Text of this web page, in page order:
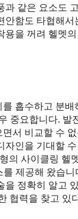
과 같은 요소도
안함도 타협해서
용을 꺼려 헬멧
흡수하고 분
중요합니다. 발
서 비교할 수
자인을 기대할
의 사이클링 헬
제공해 왔습
을 정확히 알고
협력을 찾고 있